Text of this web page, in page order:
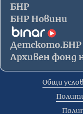
БНР
БНР Новини
Детското.БНР
Архивен фонд
Общи